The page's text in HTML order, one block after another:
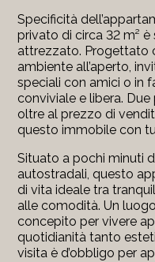
Specificità
privato di circa 32 m²
attrezzato. Progettato
ambiente all’aperto,
speciali con amici o in
conviviale e libera.
oltre al prezzo di
questo immobile con
Situato a pochi minuti
autostradali, questo
di vita ideale tra
alle comodità. Un
concepito per vivere
quotidianità tanto
visita è d’obbligo per